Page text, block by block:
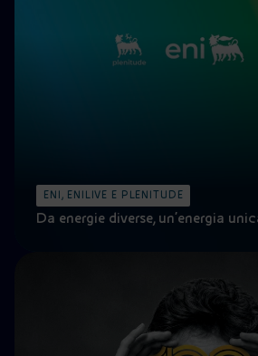
ENI, ENILIVE E PLENITUDE
Da energie diverse, un’energia